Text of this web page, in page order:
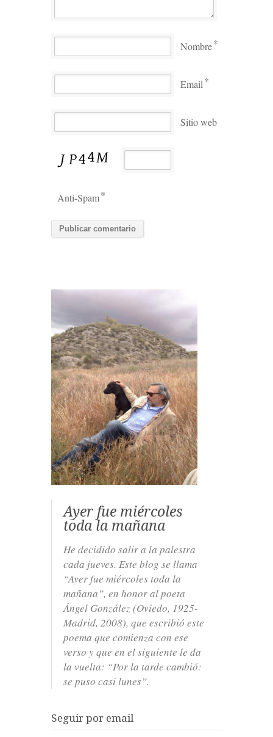
Nombre*
Email*
Sitio web
Anti-Spam*
Ayer fue miércoles
toda la mañana
He decidido salir a la palestra
cada jueves. Este blog se llama
“Ayer fue miércoles toda la
mañana”, en honor al poeta
Ángel González (Oviedo, 1925-
Madrid, 2008), que escribió este
poema que comienza con ese
verso y que en el siguiente le da
la vuelta: “Por la tarde cambió:
se puso casi lunes”.
Seguir por email